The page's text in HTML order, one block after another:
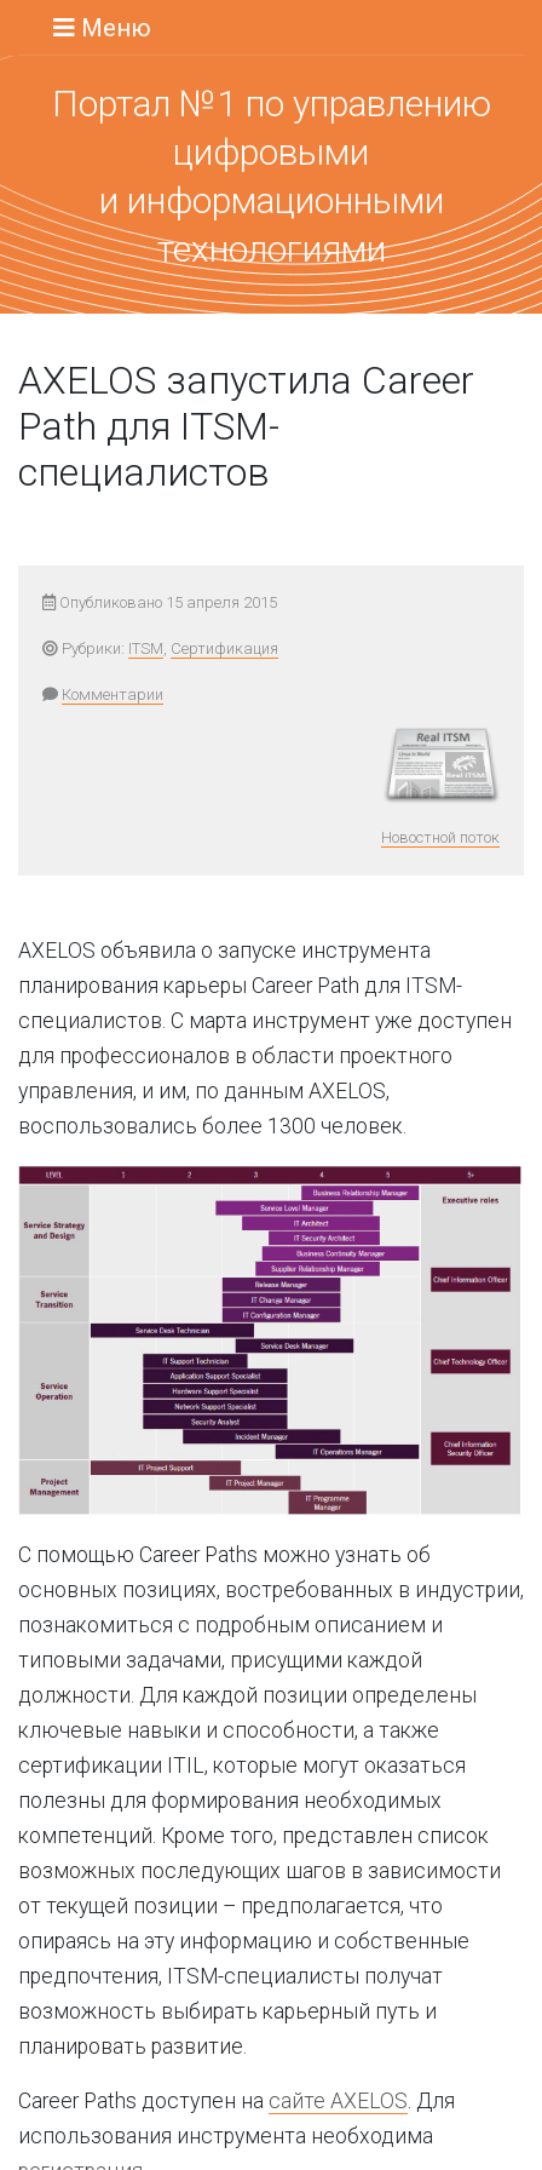
Меню
Портал №1 по управлению
цифровыми
и информационными
технологиями
AXELOS запустила Career
Path для ITSM-
специалистов
Опубликовано 15 апреля 2015
Рубрики: ITSM, Сертификация
Комментарии
Новостной поток
AXELOS объявила о запуске инструмента
планирования карьеры Career Path для ITSM-
специалистов. С марта инструмент уже доступен
для профессионалов в области проектного
управления, и им, по данным AXELOS,
воспользовались более 1300 человек.
С помощью Career Paths можно узнать об
основных позициях, востребованных в индустрии,
познакомиться с подробным описанием и
типовыми задачами, присущими каждой
должности. Для каждой позиции определены
ключевые навыки и способности, а также
сертификации ITIL, которые могут оказаться
полезны для формирования необходимых
компетенций. Кроме того, представлен список
возможных последующих шагов в зависимости
от текущей позиции – предполагается, что
опираясь на эту информацию и собственные
предпочтения, ITSM-специалисты получат
возможность выбирать карьерный путь и
планировать развитие.
Career Paths доступен на сайте AXELOS . Для
использования инструмента необходима